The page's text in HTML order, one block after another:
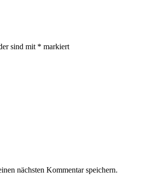
sind mit * markiert
nächsten Kommentar speichern.